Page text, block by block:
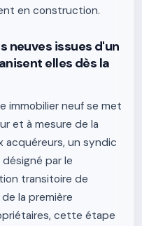
en construction.
neuves issues d'un
elles dès la
immobilier neuf se met
et à mesure de la
acquéreurs, un syndic
par le
transitoire de
la première
cette étape